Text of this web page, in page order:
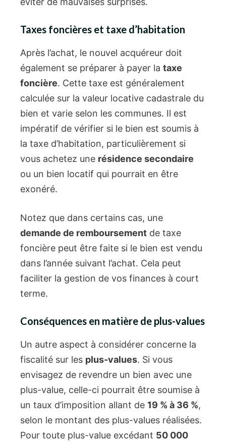
Taxes foncières et taxe d’habitation
Après l’achat, le nouvel acquéreur doit
également se préparer à payer la taxe
foncière. Cette taxe est généralement
calculée sur la valeur locative cadastrale du
bien et varie selon les communes. Il est
impératif de vérifier si le bien est soumis à
la taxe d’habitation, particulièrement si
vous achetez une résidence secondaire
ou un bien locatif qui pourrait en être
exonéré.
Notez que dans certains cas, une
demande de remboursement de taxe
foncière peut être faite si le bien est vendu
dans l’année suivant l’achat. Cela peut
faciliter la gestion de vos finances à court
terme.
Conséquences en matière de plus-values
Un autre aspect à considérer concerne la
fiscalité sur les plus-values. Si vous
envisagez de revendre un bien avec une
plus-value, celle-ci pourrait être soumise à
un taux d’imposition allant de 19 % à 36 %,
selon le montant des plus-values réalisées.
Pour toute plus-value excédant 50 000